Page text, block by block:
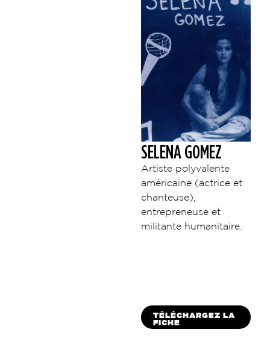
SELENA GOMEZ
Artiste polyvalente
américaine (actrice et
chanteuse),
entrepreneuse et
militante humanitaire.
TÉLÉCHARGEZ LA
FICHE